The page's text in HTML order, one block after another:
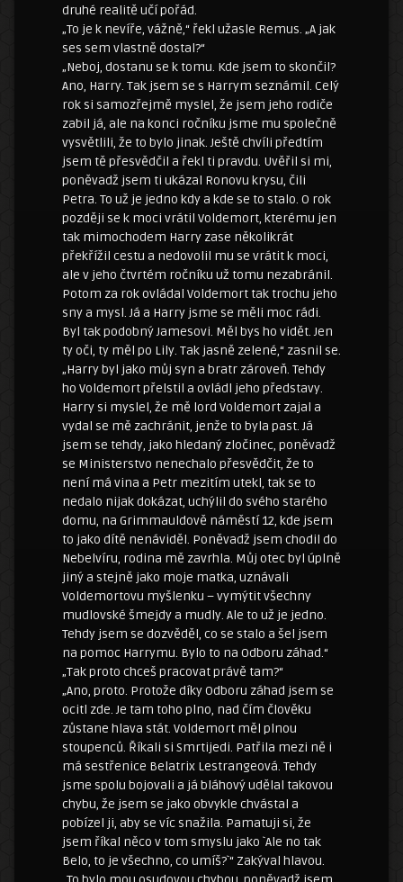
druhé realitě učí pořád.
„To je k nevíře, vážně,“ řekl užasle Remus. „A jak
ses sem vlastně dostal?“
„Neboj, dostanu se k tomu. Kde jsem to skončil?
Ano, Harry. Tak jsem se s Harrym seznámil. Celý
rok si samozřejmě myslel, že jsem jeho rodiče
zabil já, ale na konci ročníku jsme mu společně
vysvětlili, že to bylo jinak. Ještě chvíli předtím
jsem tě přesvědčil a řekl ti pravdu. Uvěřil si mi,
poněvadž jsem ti ukázal Ronovu krysu, čili
Petra. To už je jedno kdy a kde se to stalo. O rok
později se k moci vrátil Voldemort, kterému jen
tak mimochodem Harry zase několikrát
překřížil cestu a nedovolil mu se vrátit k moci,
ale v jeho čtvrtém ročníku už tomu nezabránil.
Potom za rok ovládal Voldemort tak trochu jeho
sny a mysl. Já a Harry jsme se měli moc rádi.
Byl tak podobný Jamesovi. Měl bys ho vidět. Jen
ty oči, ty měl po Lily. Tak jasně zelené,“ zasnil se.
„Harry byl jako můj syn a bratr zároveň. Tehdy
ho Voldemort přelstil a ovládl jeho představy.
Harry si myslel, že mě lord Voldemort zajal a
vydal se mě zachránit, jenže to byla past. Já
jsem se tehdy, jako hledaný zločinec, poněvadž
se Ministerstvo nenechalo přesvědčit, že to
není má vina a Petr mezitím utekl, tak se to
nedalo nijak dokázat, uchýlil do svého starého
domu, na Grimmauldově náměstí 12, kde jsem
to jako dítě nenáviděl. Poněvadž jsem chodil do
Nebelvíru, rodina mě zavrhla. Můj otec byl úplně
jiný a stejně jako moje matka, uznávali
Voldemortovu myšlenku – vymýtit všechny
mudlovské šmejdy a mudly. Ale to už je jedno.
Tehdy jsem se dozvěděl, co se stalo a šel jsem
na pomoc Harrymu. Bylo to na Odboru záhad.“
„Tak proto chceš pracovat právě tam?“
„Ano, proto. Protože díky Odboru záhad jsem se
ocitl zde. Je tam toho plno, nad čím člověku
zůstane hlava stát. Voldemort měl plnou
stoupenců. Říkali si Smrtijedi. Patřila mezi ně i
má sestřenice Belatrix Lestrangeová. Tehdy
jsme spolu bojovali a já bláhový udělal takovou
chybu, že jsem se jako obvykle chvástal a
pobízel ji, aby se víc snažila. Pamatuji si, že
jsem říkal něco v tom smyslu jako `Ale no tak
Belo, to je všechno, co umíš?`“ Zakýval hlavou.